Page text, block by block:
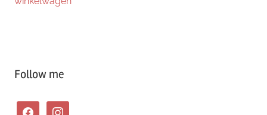
Follow me
facebookinstagram